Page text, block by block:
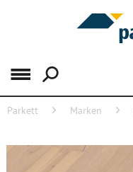
Menü
Parkett Marken